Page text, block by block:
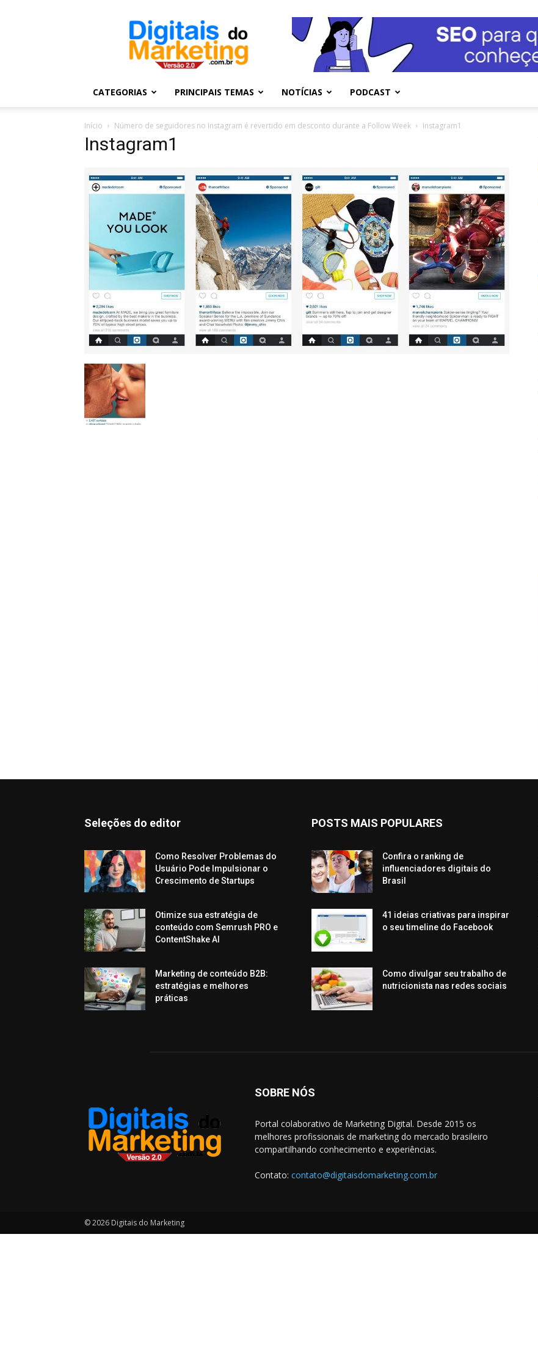
Digitais
Marketing
CATEGORIAS PRINCIPAIS TEMAS NOTÍCIAS PODCAST
Início Número de seguidores no Instagram é revertido em desconto durante a Follow Week Instagram1
Instagram1
Seleções do editor
Como Resolver Problemas do
Usuário Pode Impulsionar o
Crescimento de Startups
Otimize sua estratégia de
conteúdo com Semrush PRO e
ContentShake AI
Marketing de conteúdo B2B:
estratégias e melhores
práticas
POSTS MAIS POPULARES
Confira o ranking de
influenciadores digitais do
Brasil
41 ideias criativas para inspirar
o seu timeline do Facebook
Como divulgar seu trabalho de
nutricionista nas redes sociais
SOBRE NÓS
Portal colaborativo de Marketing Digital. Desde 2015 os
melhores profissionais de marketing do mercado brasileiro
compartilhando conhecimento e experiências.
Contato: contato@digitaisdomarketing.com.br
© 2026 Digitais do Marketing